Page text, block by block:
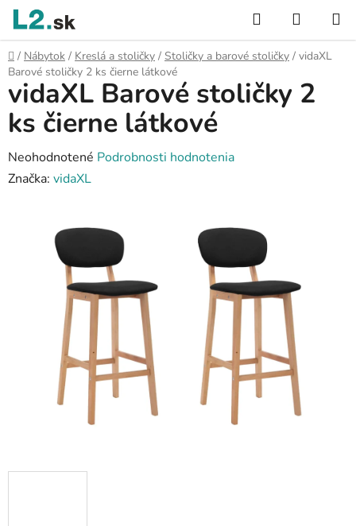
Prejsť
obsah
Hľadať
KOŠÍK
Domov
/ Nábytok / Kreslá a stoličky / Stoličky a barové stoličky / vidaXL
Barové stoličky 2 ks čierne látkové
vidaXL Barové stoličky 2
ks čierne látkové
Priemerné
hodnotenie
hviezdičiek.
Neohodnotené Podrobnosti hodnotenia
Značka: vidaXL